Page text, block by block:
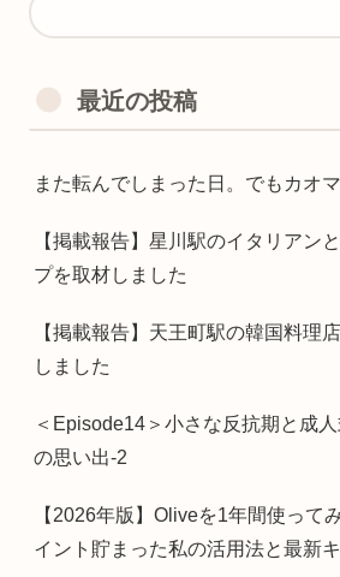
最近の投稿
また転んでしまった日。でもカオ
【掲載報告】星川駅のイタリアン
プを取材しました
【掲載報告】天王町駅の韓国料理
しました
＜Episode14＞小さな反抗期と成
の思い出-2
【2026年版】Oliveを1年間使って
イント貯まった私の活用法と最新